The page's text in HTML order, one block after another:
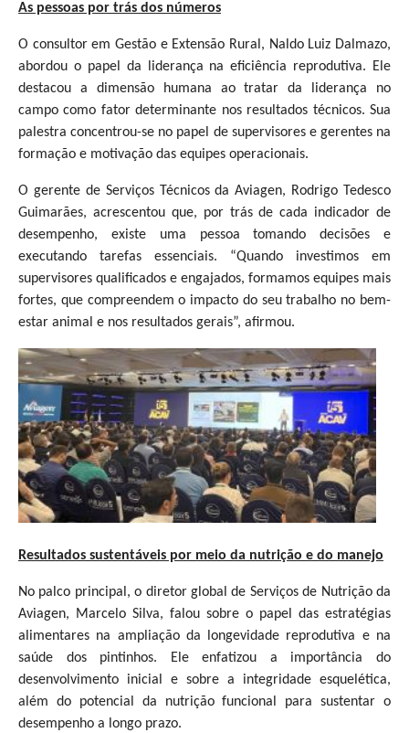
As pessoas por trás dos números
O consultor em Gestão e Extensão Rural, Naldo Luiz Dalmazo,
abordou o papel da liderança na eficiência reprodutiva. Ele
destacou a dimensão humana ao tratar da liderança no
campo como fator determinante nos resultados técnicos. Sua
palestra concentrou-se no papel de supervisores e gerentes na
formação e motivação das equipes operacionais.
O gerente de Serviços Técnicos da Aviagen, Rodrigo Tedesco
Guimarães, acrescentou que, por trás de cada indicador de
desempenho, existe uma pessoa tomando decisões e
executando tarefas essenciais. “Quando investimos em
supervisores qualificados e engajados, formamos equipes mais
fortes, que compreendem o impacto do seu trabalho no bem-
estar animal e nos resultados gerais”, afirmou.
Resultados sustentáveis por meio da nutrição e do manejo
No palco principal, o diretor global de Serviços de Nutrição da
Aviagen, Marcelo Silva, falou sobre o papel das estratégias
alimentares na ampliação da longevidade reprodutiva e na
saúde dos pintinhos. Ele enfatizou a importância do
desenvolvimento inicial e sobre a integridade esquelética,
além do potencial da nutrição funcional para sustentar o
desempenho a longo prazo.